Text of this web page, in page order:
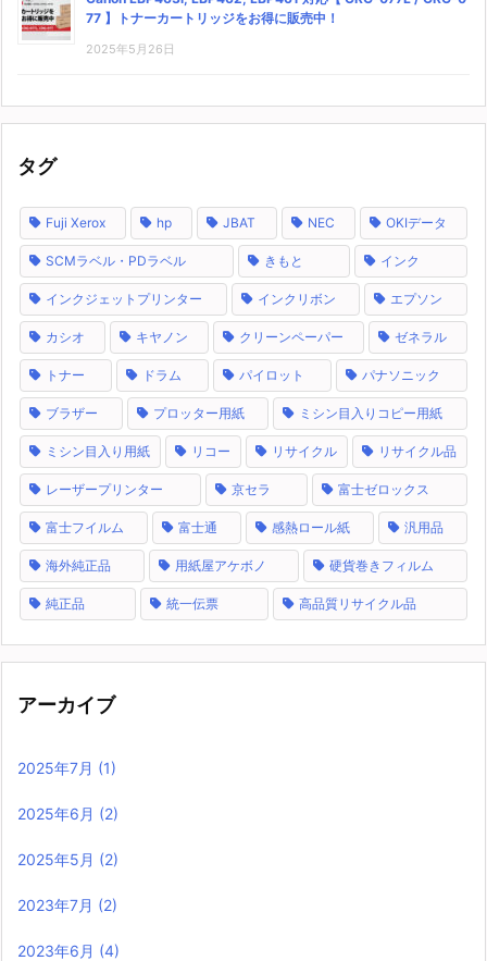
77 】トナーカートリッジをお得に販売中！
2025年5月26日
タグ
Fuji Xerox hp JBAT NEC OKIデータ
SCMラベル・PDラベル きもと インク
インクジェットプリンター インクリボン エプソン
カシオ キヤノン クリーンペーパー ゼネラル
トナー ドラム パイロット パナソニック
ブラザー プロッター用紙 ミシン目入りコピー用紙
ミシン目入り用紙 リコー リサイクル リサイクル品
レーザープリンター 京セラ 富士ゼロックス
富士フイルム 富士通 感熱ロール紙 汎用品
海外純正品 用紙屋アケボノ 硬貨巻きフィルム
純正品 統一伝票 高品質リサイクル品
アーカイブ
2025年7月 (1)
2025年6月 (2)
2025年5月 (2)
2023年7月 (2)
2023年6月 (4)